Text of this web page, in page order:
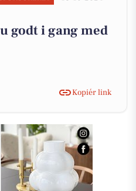
godt i gang med
Kopiér link